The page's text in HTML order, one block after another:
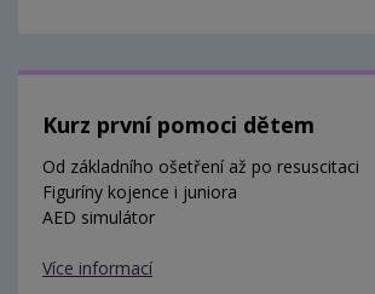
Kurz první pomoci dětem
Od základního ošetření až po resuscitaci
Figuríny kojence i juniora
AED simulátor
Více informací